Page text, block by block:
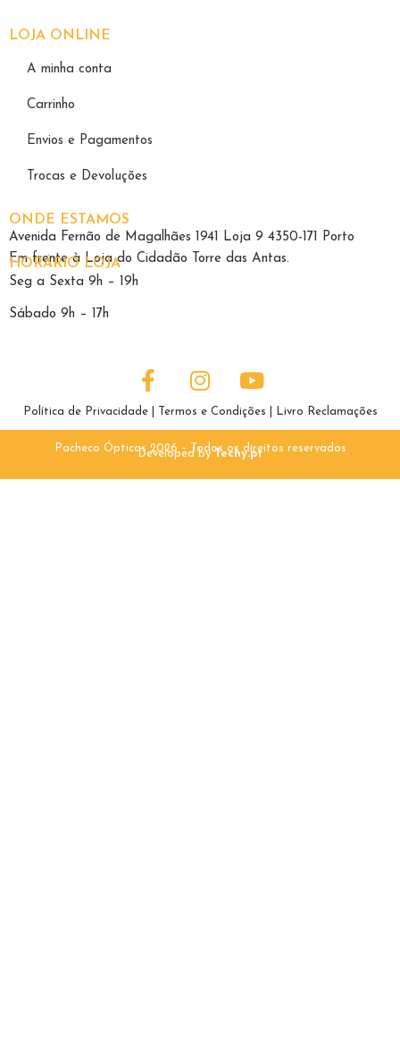
LOJA ONLINE
A minha conta
Carrinho
Envios e Pagamentos
Trocas e Devoluções
ONDE ESTAMOS
Avenida Fernão de Magalhães 1941 Loja 9 4350-171 Porto
Em frente à Loja do Cidadão Torre das Antas.
HORÁRIO LOJA
Seg a Sexta 9h – 19h
Sábado 9h – 17h
Política de Privacidade Termos e Condições Livro Reclamações
Pacheco Ópticas 2026 – Todos os direitos reservados
Developed byTechy.pt